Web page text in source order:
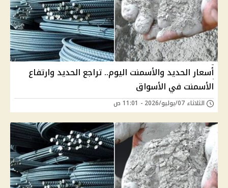
أسعار الحديد والأسمنت اليوم.. تراجع الحديد وارتفاع
الأسمنت في الأسواق
الثلاثاء 07/يوليو/2026 - 11:01 ص